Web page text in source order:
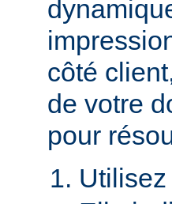
côté
de votre
pour